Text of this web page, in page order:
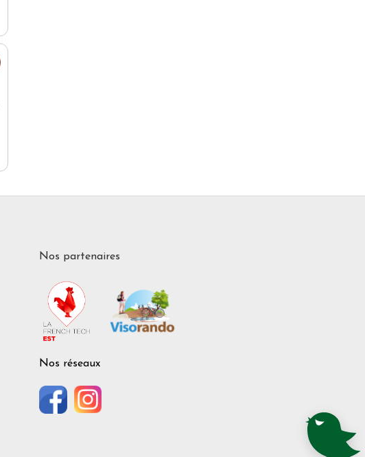
Nos partenaires
Nos réseaux